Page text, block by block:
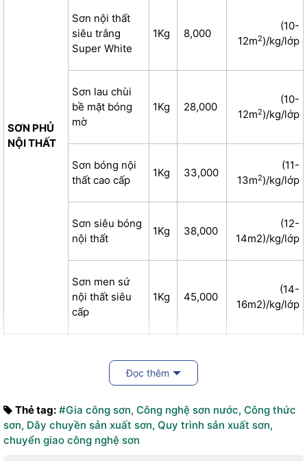
SƠN PHỦ
NỘI THẤT
Sơn nội thất
siêu trắng
Super White
1Kg 8,000
(10-
12m2)/kg/lớp
Sơn lau chùi
bề mặt bóng
mờ
1Kg 28,000
(10-
12m2)/kg/lớp
Sơn bóng nội
thất cao cấp
1Kg 33,000
(11-
13m2)/kg/lớp
Sơn siêu bóng
nội thất
1Kg 38,000
(12-
14m2)/kg/lớp
Sơn men sứ
nội thất siêu
cấp
1Kg 45,000
(14-
16m2)/kg/lớp
SƠN PHỦ
thất cao cấp
1Kg 22,190
Sơn bóng
ngoại cao cấp
1Kg 40,000
(12-
14m2)/kg/lớp
Đọc thêm
Thẻ tag: #Gia công sơn, Công nghệ sơn nước, Công thức
sơn, Dây chuyền sản xuất sơn, Quy trình sản xuất sơn,
chuyển giao công nghệ sơn